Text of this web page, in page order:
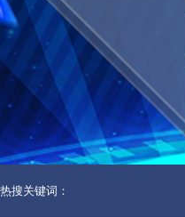
热搜关键词：